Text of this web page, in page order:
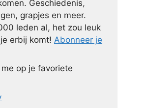
Geschiedenis,
grapjes en meer.
leden al, het zou leuk
erbij komt! Abonneer je
op je favoriete